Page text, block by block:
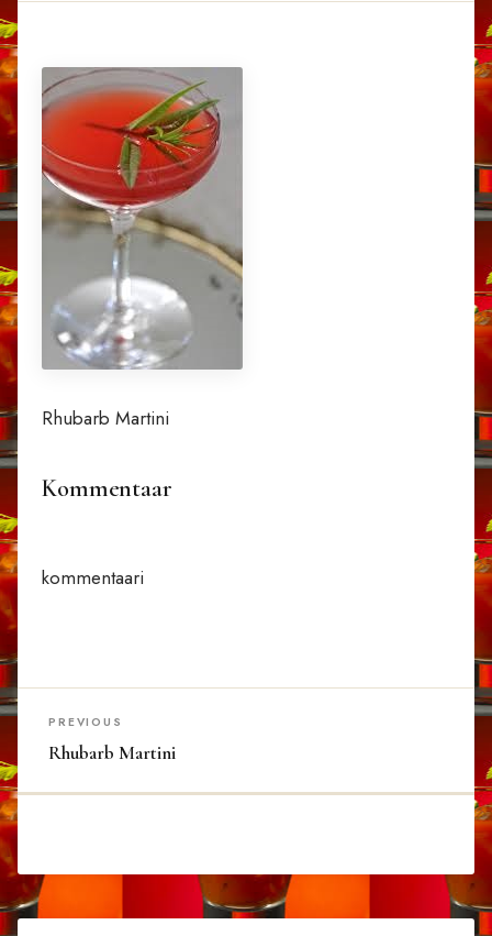
Rhubarb Martini
Kommentaar
kommentaari
PREVIOUS
Rhubarb Martini